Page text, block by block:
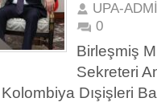
UPA-
0
Birleşmiş
Sekreteri
Dışişleri